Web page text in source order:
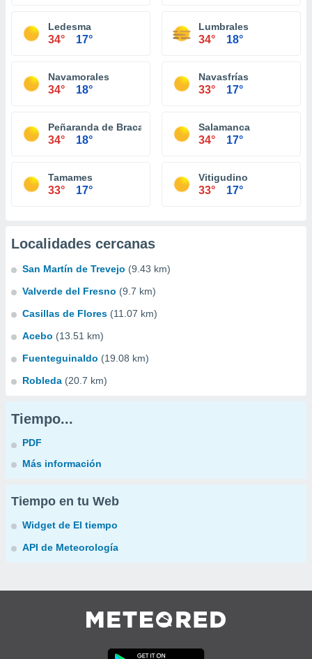
Ledesma
34° 17°
Lumbrales
34° 18°
Navamorales
34° 18°
Navasfrías
33° 17°
Peñaranda de Bracamonte
34° 18°
Salamanca
34° 17°
Tamames
33° 17°
Vitigudino
33° 17°
Localidades cercanas
San Martín de Trevejo (9.43 km)
Valverde del Fresno (9.7 km)
Casillas de Flores (11.07 km)
Acebo (13.51 km)
Fuenteguinaldo (19.08 km)
Robleda (20.7 km)
Tiempo...
PDF
Más información
Tiempo en tu Web
Widget de El tiempo
API de Meteorología